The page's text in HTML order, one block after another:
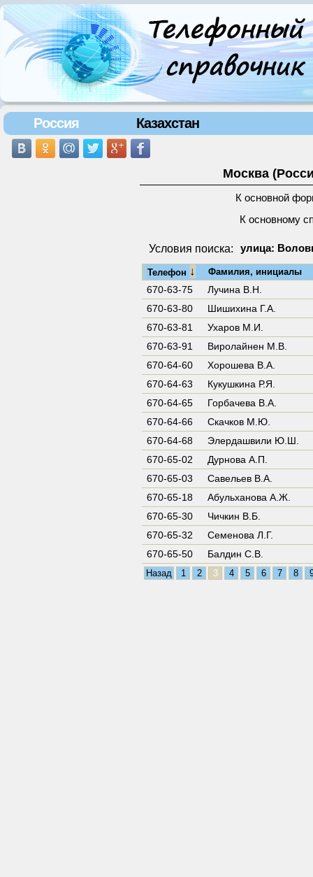
Россия Казахстан
Москва
К основной
К основному
Условия поиска: улица:
Телефон ↓ Фамилия, инициалы
670-63-75
Лучина В.Н.
670-63-80
Шишихина Г.А.
670-63-81
Ухаров М.И.
670-63-91
Виролайнен М.В.
670-64-60
Хорошева В.А.
670-64-63
Кукушкина Р.Я.
670-64-65
Горбачева В.А.
670-64-66
Скачков М.Ю.
670-64-68
Элердашвили Ю.Ш.
670-65-02
Дурнова А.П.
670-65-03
Савельев В.А.
670-65-18
Абульханова А.Ж.
670-65-30
Чичкин В.Б.
670-65-32
Семенова Л.Г.
670-65-50
Балдин С.В.
Назад 1 2 3 4 5 6 7 8